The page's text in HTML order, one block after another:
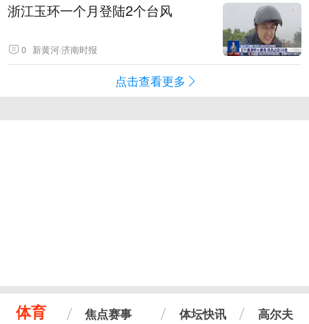
浙江玉环一个月登陆2个台风
0 新黄河·济南时报
点击查看更多
体育 焦点赛事 体坛快讯 高尔夫